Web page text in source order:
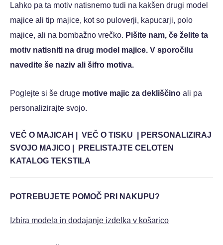
Lahko pa ta motiv natisnemo tudi na kakšen drugi model
majice ali tip majice, kot so puloverji, kapucarji, polo
majice, ali na bombažno vrečko. Pišite nam, če želite ta
motiv natisniti na drug model majice. V sporočilu
navedite še naziv ali šifro motiva.
Poglejte si še druge motive majic za dekliščino ali pa
personalizirajte svojo.
VEČ O MAJICAH | VEČ O TISKU | PERSONALIZIRAJ
SVOJO MAJICO | PRELISTAJTE CELOTEN
KATALOG TEKSTILA
POTREBUJETE POMOČ PRI NAKUPU?
Izbira modela in dodajanje izdelka v košarico